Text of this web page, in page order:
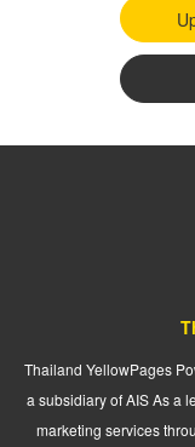
Thailand YellowPages
a subsidiary of AIS As a
marketing services